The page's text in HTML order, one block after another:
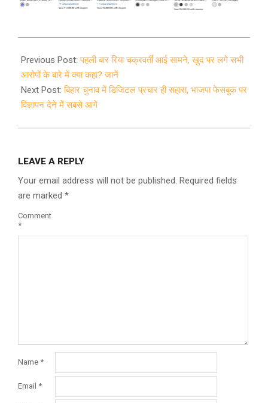
08-
27
Previous Post:पहली बार रिया चक्रवर्ती आई सामने, खुद पर लगे सभी
आरोपों के बारे में क्या कहा? जानें
Next Post:बिहार चुनाव में डिजिटल प्रचार ही सहारा, भाजपा फेसबुक पर
विज्ञापन देने में सबसे आगे
LEAVE A REPLY
Your email address will not be published. Required fields
are marked *
Comment
*
Name *
Email *